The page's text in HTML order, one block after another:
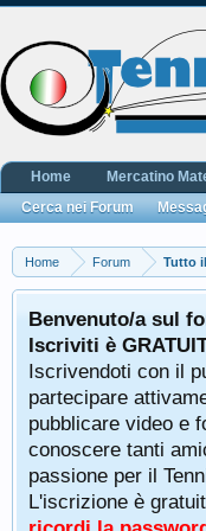
Home Forum Tutto
Benvenuto/a sul
Iscriviti è
Iscrivendoti con il
partecipare
pubblicare video e
conoscere tanti
passione per il
L'iscrizione è
Home Mercatino
Cerca nei Forum